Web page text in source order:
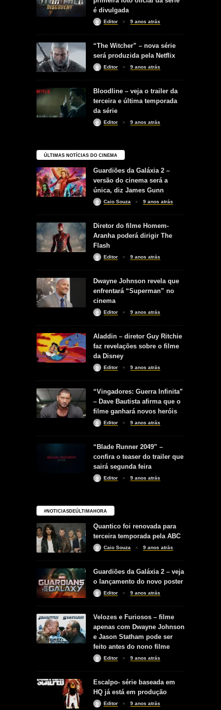
é divulgada
Editor 9 anos atrás
“The Witcher” – nova série
será produzida pela Netflix
Editor 9 anos atrás
Bloodline – veja o trailer da
terceira e última temporada
da série
Editor 9 anos atrás
ÚLTIMAS NOTÍCIAS DO CINEMA
Guardiões da Galáxia 2 –
versão do cinema será a
única, diz James Gunn
Caio Souza 9 anos atrás
Diretor do filme Homem-
Aranha poderá dirigir The
Flash
Editor 9 anos atrás
Dwayne Johnson revela que
enfrentará “Superman” no
cinema
Editor 9 anos atrás
Aladdin – diretor Guy Ritchie
faz revelações sobre o filme
da Disney
Editor 9 anos atrás
“Vingadores: Guerra Infinita”
– Dave Bautista afirma que o
filme ganhará novos heróis
Editor 9 anos atrás
“Blade Runner 2049” –
confira o teaser do trailer que
sairá segunda feira
Editor 9 anos atrás
#NOTICIASDEÚLTIMAHORA
Quantico foi renovada para
terceira temporada pela ABC
Caio Souza 9 anos atrás
Guardiões da Galáxia 2 – veja
o lançamento do novo poster
Editor 9 anos atrás
Velozes e Furiosos – filme
apenas com Dwayne Johnson
e Jason Statham pode ser
feito antes do nono filme
Editor 9 anos atrás
Escalpo- série baseada em
HQ já está em produção
Editor 9 anos atrás